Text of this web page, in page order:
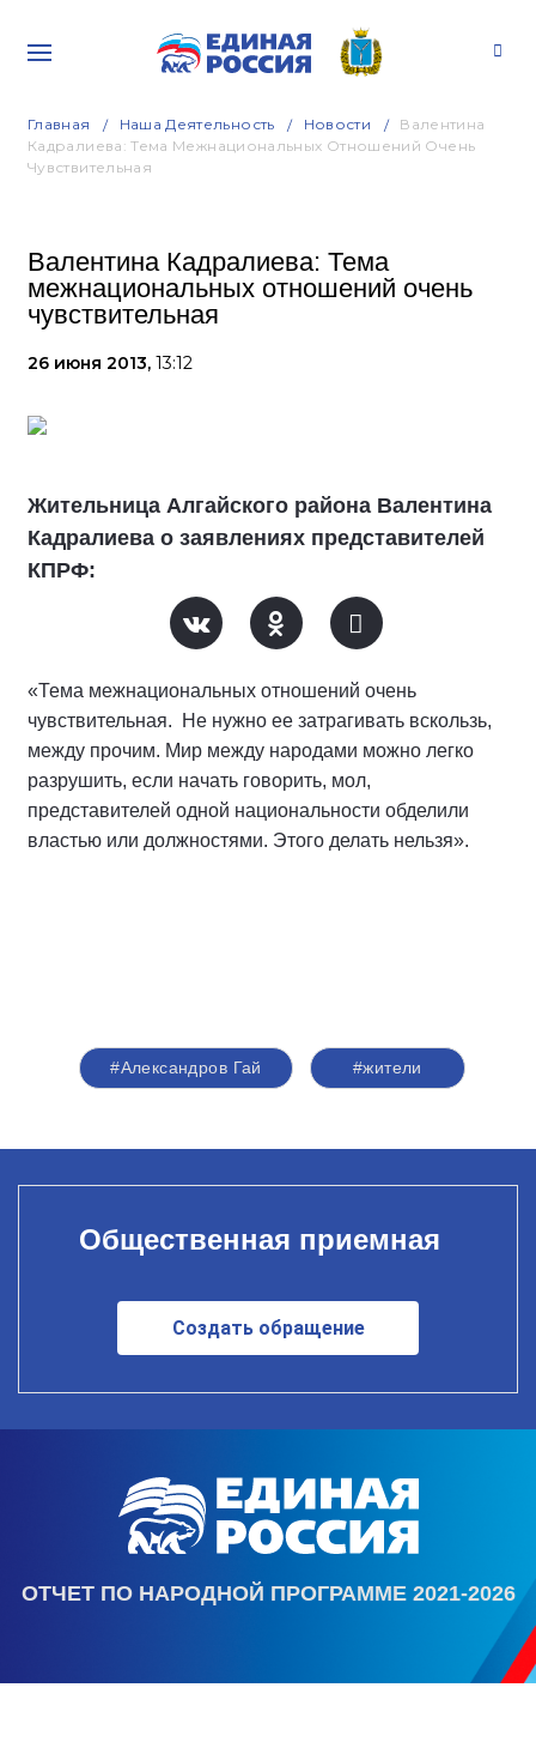
Главная Наша Деятельность Новости
Валентина
Кадралиева: Тема Межнациональных Отношений Очень
Чувствительная
Валентина Кадралиева: Тема
межнациональных отношений очень
чувствительная
26 июня 2013, 13:12
Жительница Алгайского района Валентина
Кадралиева о заявлениях представителей
КПРФ:
«Тема межнациональных отношений очень
чувствительная. Не нужно ее затрагивать вскользь,
между прочим. Мир между народами можно легко
разрушить, если начать говорить, мол,
представителей одной национальности обделили
властью или должностями. Этого делать нельзя».
#Александров Гай #жители
Общественная приемная
Создать обращение
ОТЧЕТ ПО НАРОДНОЙ ПРОГРАММЕ 2021-2026